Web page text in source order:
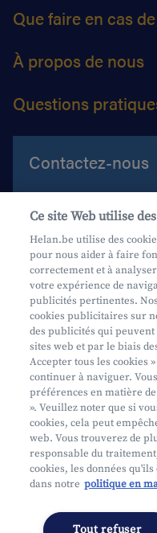
Que faire en cas de
À propos de nous
Questions
Contactez-nous
Aide et contact
Prenez rendez-vous
Où nous trouver
Phishing
Mifid
Privacy
Info juridique
Soumis au contrôle de l'OCM
Déclaration d'accessibilité
Ce site Web utilise
Helan.be utilise des
pour nous aider à faire
correctement et à
votre expérience de
publicités pertinentes.
cookies publicitaires sur
des publicités qui
sites web et par le biais
Accepter tous les cookies
continuer à naviguer.
préférences en matière
». Veuillez noter que si
cookies, cela peut
web. Vous trouverez de
responsable du
cookies, les données
dans notre politique en
Tout refuser